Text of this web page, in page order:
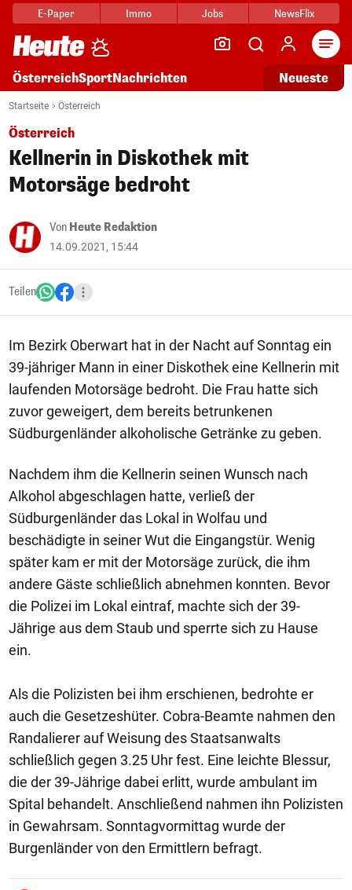
E-Paper Immo Jobs NewsFlix
ÖsterreichSportNachrichten Neueste
Startseite Österreich
Österreich
Kellnerin in Diskothek mit
Motorsäge bedroht
Von Heute Redaktion
14.09.2021, 15:44
Teilen
Im Bezirk Oberwart hat in der Nacht auf Sonntag ein
39-jähriger Mann in einer Diskothek eine Kellnerin mit
laufenden Motorsäge bedroht. Die Frau hatte sich
zuvor geweigert, dem bereits betrunkenen
Südburgenländer alkoholische Getränke zu geben.
Nachdem ihm die Kellnerin seinen Wunsch nach
Alkohol abgeschlagen hatte, verließ der
Südburgenländer das Lokal in Wolfau und
beschädigte in seiner Wut die Eingangstür. Wenig
später kam er mit der Motorsäge zurück, die ihm
andere Gäste schließlich abnehmen konnten. Bevor
die Polizei im Lokal eintraf, machte sich der 39-
Jährige aus dem Staub und sperrte sich zu Hause
ein.
Als die Polizisten bei ihm erschienen, bedrohte er
auch die Gesetzeshüter. Cobra-Beamte nahmen den
Randalierer auf Weisung des Staatsanwalts
schließlich gegen 3.25 Uhr fest. Eine leichte Blessur,
die der 39-Jährige dabei erlitt, wurde ambulant im
Spital behandelt. Anschließend nahmen ihn Polizisten
in Gewahrsam. Sonntagvormittag wurde der
Burgenländer von den Ermittlern befragt.